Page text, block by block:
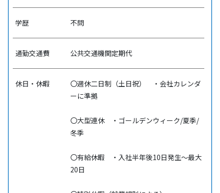
学歴 不問
通勤交通費 公共交通機関定期代
休日・休暇
〇週休二日制（土日祝） ・会社カレンダ
ーに準拠
〇大型連休 ・ゴールデンウィーク/夏季/
冬季
〇有給休暇 ・入社半年後10日発生～最大
20日